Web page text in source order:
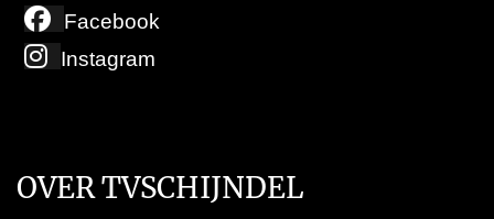
Facebook
Instagram
OVER TVSCHIJNDEL